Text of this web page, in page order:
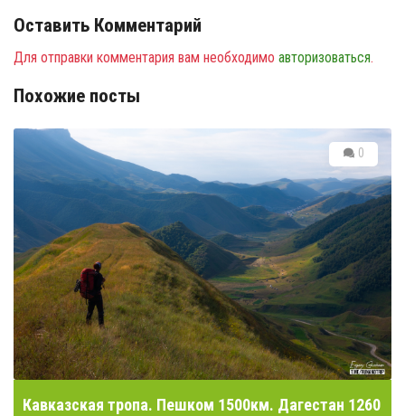
Оставить Комментарий
Для отправки комментария вам необходимо авторизоваться.
Похожие посты
0
Кавказская тропа. Пешком 1500км. Дагестан 1260